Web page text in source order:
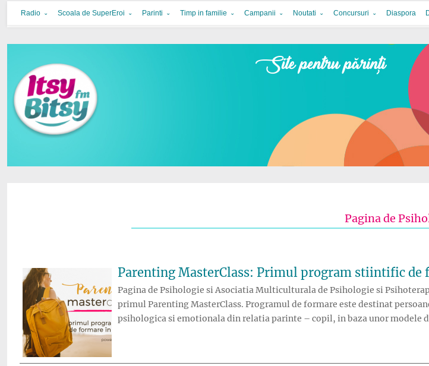
Itsy Bitsy
bucurie in familie
Radio Scoala de SuperEroi Parinti Timp in familie Campanii Noutati Concursuri Diaspora
Pagina de
Parenting MasterClass: Primul program stiintific de
Pagina de Psihologie si Asociatia Multiculturala de Psihologie si
primul Parenting MasterClass. Programul de formare este destinat
psihologica si emotionala din relatia parinte – copil, in baza unor modele